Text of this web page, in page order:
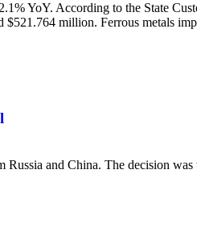
YoY. According to the State
$521.764 million. Ferrous metals
and China. The decision